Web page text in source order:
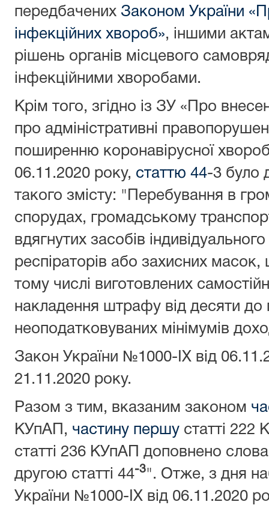
передбачених Законом України
інфекційних хвороб», іншими
рішень органів місцевого
інфекційними хворобами.
Крім того, згідно із ЗУ «Про
про адміністративні
поширенню коронавірусної
06.11.2020 року, статтю 44-3 було
такого змісту: "Перебування в
спорудах, громадському
вдягнутих засобів
респіраторів або захисних
тому числі виготовлених
накладення штрафу від десяти до
неоподатковуваних мінімумів
Закон України №1000-ІХ від
21.11.2020 року.
Разом з тим, вказаним законом
КУпАП, частину першу статті
статті 236 КУпАП доповнено
другою статті 44-3". Отже, з дня
України №1000-ІХ від 06.11.2020